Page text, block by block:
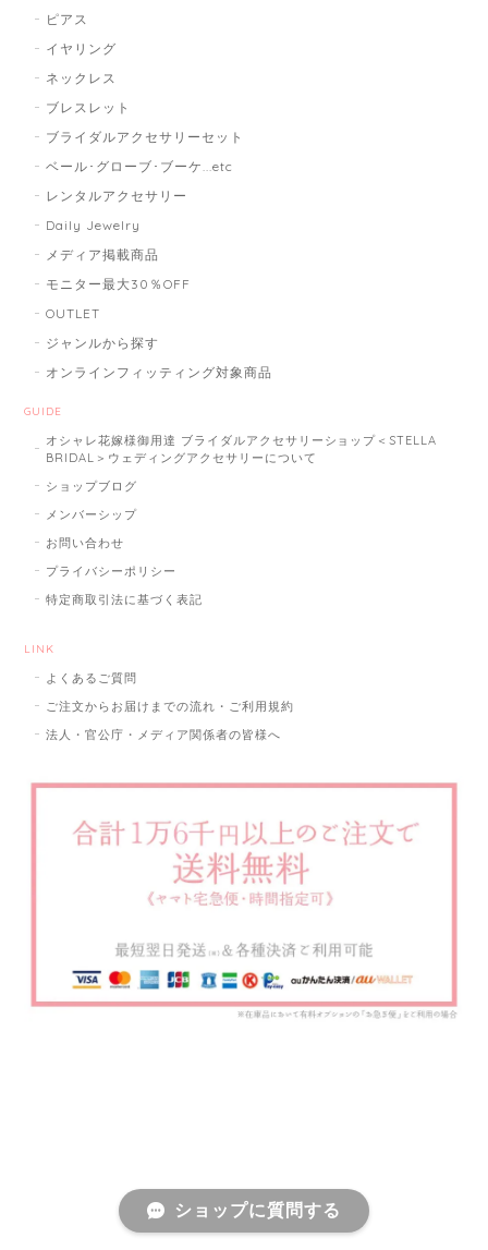
ピアス
イヤリング
ネックレス
ブレスレット
ブライダルアクセサリーセット
ベール･グローブ･ブーケ...etc
レンタルアクセサリー
Daily Jewelry
メディア掲載商品
モニター最大30％OFF
OUTLET
ジャンルから探す
オンラインフィッティング対象商品
GUIDE
オシャレ花嫁様御用達 ブライダルアクセサリーショップ＜STELLA
BRIDAL＞ウェディングアクセサリーについて
ショップブログ
メンバーシップ
お問い合わせ
プライバシーポリシー
特定商取引法に基づく表記
LINK
よくあるご質問
ご注文からお届けまでの流れ・ご利用規約
法人・官公庁・メディア関係者の皆様へ
ショップに質問する